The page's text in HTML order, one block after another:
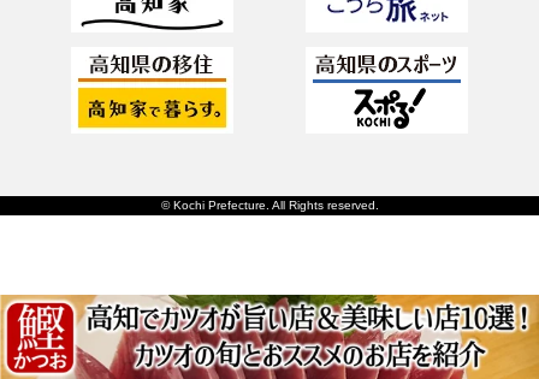
© Kochi Prefecture. All Rights reserved.
日本語